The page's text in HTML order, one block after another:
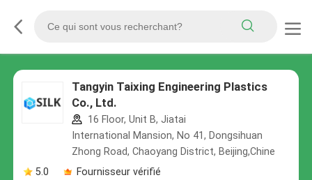
Tangyin Taixing Engineering Plastics
Co., Ltd.
16 Floor, Unit B, Jiatai
International Mansion, No 41, Dongsihuan
Zhong Road, Chaoyang District, Beijing,Chine
5.0
Fournisseur vérifié